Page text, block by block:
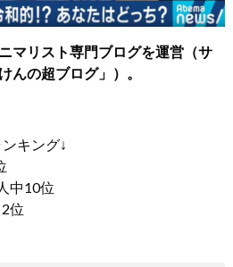
マリスト専門ブログを運営（サ
んの超ブログ」）。
キング↓
中10位
位